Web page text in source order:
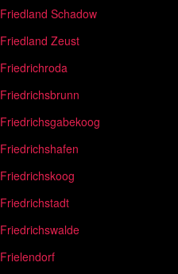
Friedland Schadow
Friedland Zeust
Friedrichroda
Friedrichsbrunn
Friedrichsgabekoog
Friedrichshafen
Friedrichskoog
Friedrichstadt
Friedrichswalde
Frielendorf